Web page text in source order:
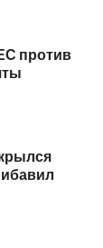
против